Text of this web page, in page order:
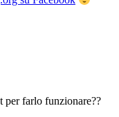
per farlo funzionare??